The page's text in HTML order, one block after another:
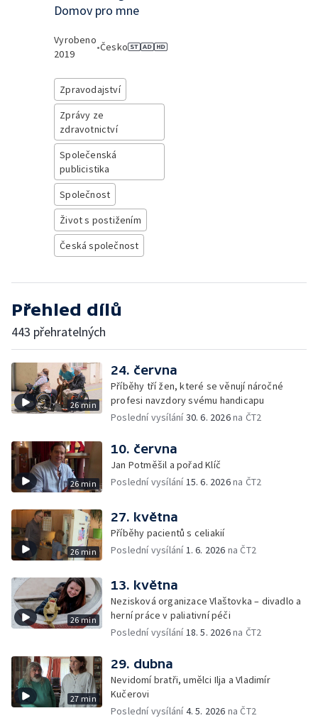
Domov pro mne
Vyrobeno
2019
•Česko
Zpravodajství
Zprávy ze
zdravotnictví
Společenská
publicistika
Společnost
Život s postižením
Česká společnost
Přehled dílů
443 přehratelných
26 min
24. června
Příběhy tří žen, které se věnují náročné
profesi navzdory svému handicapu
Poslední vysílání30. 6. 2026na ČT2
26 min
10. června
Jan Potměšil a pořad Klíč
Poslední vysílání15. 6. 2026na ČT2
26 min
27. května
Příběhy pacientů s celiakií
Poslední vysílání1. 6. 2026 na ČT2
26 min
13. května
Nezisková organizace Vlaštovka – divadlo a
herní práce v paliativní péči
Poslední vysílání18. 5. 2026na ČT2
27 min
29. dubna
Nevidomí bratři, umělci Ilja a Vladimír
Kučerovi
Poslední vysílání4. 5. 2026 na ČT2